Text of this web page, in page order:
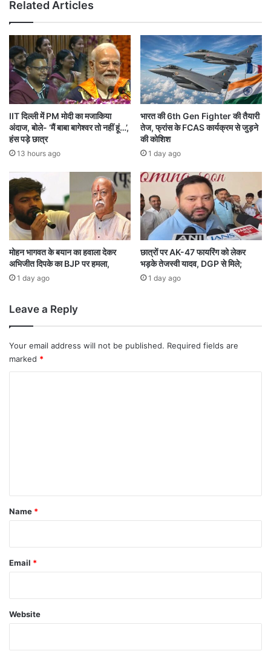
ड
में
म
ल
बा
घु
सा
;
ई
गा
ड़ि
द
बीं
त
क
,
रे
ल
वे
के
न
ए
नि
य
मों
ले
क
रा
म
मं
दि
र
चो
स
त
.
ब
Related Articles
IIT दिल्ली में PM मोदी का मजाकिया
अंदाज, बोले- ‘मैं बाबा बागेश्वर तो नहीं हूं…’,
हंस पड़े छात्र
13 hours ago
भारत की 6th Gen Fighter की तैयारी
तेज, फ्रांस के FCAS कार्यक्रम से जुड़ने
की कोशिश
1 day ago
मोहन भागवत के बयान का हवाला देकर
अभिजीत दिपके का BJP पर हमला,
1 day ago
छात्रों पर AK-47 फायरिंग को लेकर
भड़के तेजस्वी यादव, DGP से मिले;
1 day ago
Leave a Reply
Your email address will not be published. Required fields are
marked *
*
Name *
Email *
Website